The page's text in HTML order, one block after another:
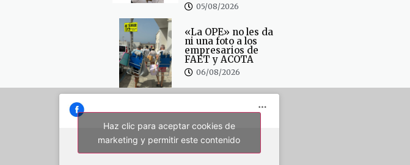
05/08/2026
«La OPE» no les da
ni una foto a los
empresarios de
FAET y ACOTA
06/08/2026
Haz clic para aceptar cookies de
marketing y permitir este contenido